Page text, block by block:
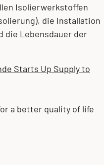
Isolierwerkstoffen
die Installation
die Lebensdauer der
Starts Up Supply to
a better quality of life